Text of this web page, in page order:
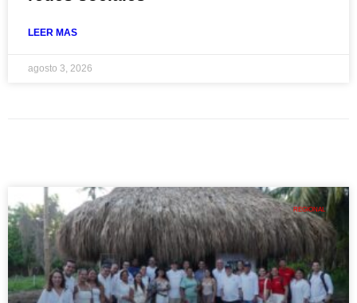
LEER MAS
agosto 3, 2026
REGIONAL